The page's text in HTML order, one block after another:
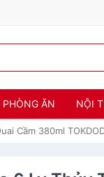
ĂN NỘI
Cầm 380ml